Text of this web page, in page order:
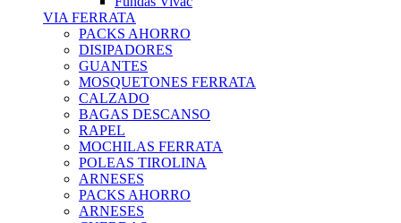
VIA FERRATA
PACKS AHORRO
DISIPADORES
GUANTES
MOSQUETONES FERRATA
CALZADO
BAGAS DESCANSO
RAPEL
MOCHILAS FERRATA
POLEAS TIROLINA
ARNESES
PACKS AHORRO
ARNESES